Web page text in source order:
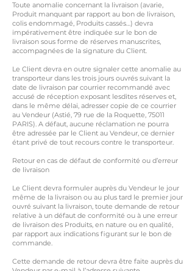
Toute anomalie concernant la livraison (avarie,
Produit manquant par rapport au bon de livraison,
colis endommagé, Produits cassés…) devra
impérativement être indiquée sur le bon de
livraison sous forme de réserves manuscrites,
accompagnées de la signature du Client.
Le Client devra en outre signaler cette anomalie au
transporteur dans les trois jours ouvrés suivant la
date de livraison par courrier recommandé avec
accusé de réception exposant lesdites réserves et,
dans le même délai, adresser copie de ce courrier
au Vendeur (Astié, 79 rue de la Roquette, 75011
PARIS). A défaut, aucune réclamation ne pourra
être adressée par le Client au Vendeur, ce dernier
étant privé de tout recours contre le transporteur.
Retour en cas de défaut de conformité ou d’erreur
de livraison
Le Client devra formuler auprès du Vendeur le jour
même de la livraison ou au plus tard le premier jour
ouvré suivant la livraison, toute demande de retour
relative à un défaut de conformité ou à une erreur
de livraison des Produits, en nature ou en qualité,
par rapport aux indications figurant sur le bon de
commande.
Cette demande de retour devra être faite auprès du